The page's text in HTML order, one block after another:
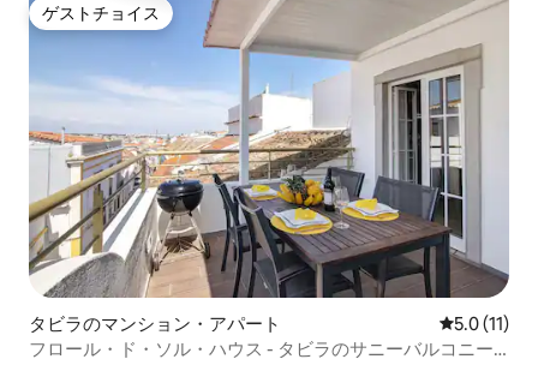
ゲストチョイス
ゲストチョイス
タビラのマンション・アパート レビュー11
5.0 (11)
フロール・ド・ソル・ハウス - タビラのサニーバルコニー